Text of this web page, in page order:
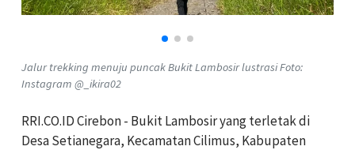
Jalur trekking menuju puncak Bukit Lambosir lustrasi Foto:
Instagram @_ikira02
RRI.CO.ID Cirebon - Bukit Lambosir yang terletak di
Desa Setianegara, Kecamatan Cilimus, Kabupaten